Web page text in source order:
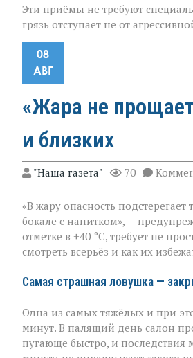
Эти приёмы не требуют
грязь отступает не от
08
АВГ
«Жара не
и близких
"Наша газета" 70
«В жару опасность
бокале с напитком», —
отметке в +40 °C, требует не
смотреть всерьёз и как их
Самая страшная ловушка —
Одна из самых тяжёлых и при
минут. В палящий день салон
пугающе быстро, и